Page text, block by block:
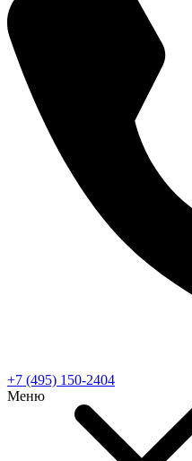
+7 (495) 150-2404
Меню